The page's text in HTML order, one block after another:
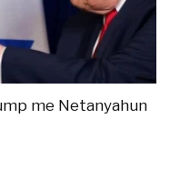
me Netanyahun